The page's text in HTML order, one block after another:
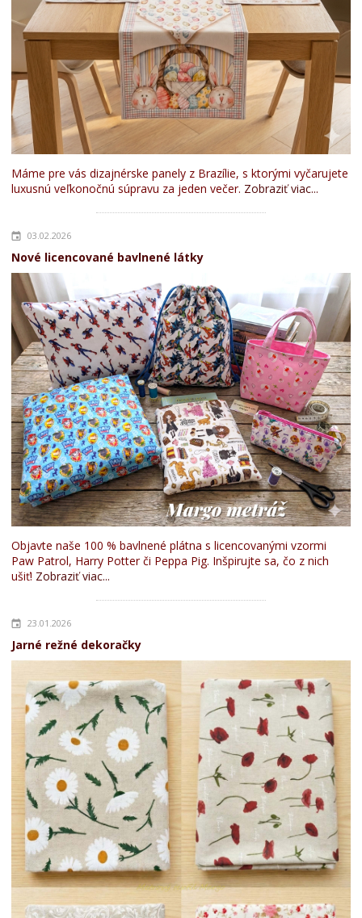
Máme pre vás dizajnérske panely z Brazílie, s ktorými vyčarujete
luxusnú veľkonočnú súpravu za jeden večer. Zobraziť viac...
03.02.2026
Nové licencované bavlnené látky
Objavte naše 100 % bavlnené plátna s licencovanými vzormi
Paw Patrol, Harry Potter či Peppa Pig. Inšpirujte sa, čo z nich
ušiť! Zobraziť viac...
23.01.2026
Jarné režné dekoračky